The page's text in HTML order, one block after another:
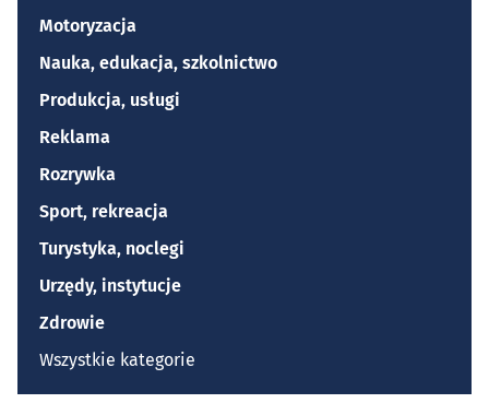
Motoryzacja
Nauka, edukacja, szkolnictwo
Produkcja, usługi
Reklama
Rozrywka
Sport, rekreacja
Turystyka, noclegi
Urzędy, instytucje
Zdrowie
Wszystkie kategorie